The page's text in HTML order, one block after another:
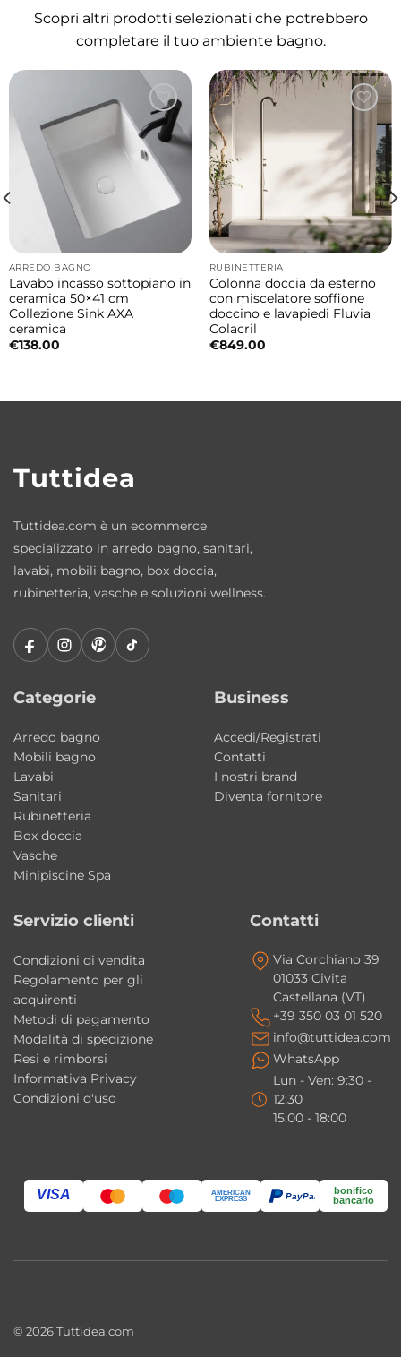
Materiali resistenti e qualità Colavene
da 18 mm, idrofugo a norme EN, progettato
per resistere all’umidità tipica degli ambienti
lavanderia. La struttura garantisce solidità,
durata nel tempo e affidabilità nell’uso
quotidiano.
Dotazione e dettagli funzionali
Il mobile è fornito con ripiano interno, cesto
portabiancheria integrato, cassetto e
maniglia in finitura Grigio Satinato, che
conferisce un aspetto moderno ed elegante.
Colore: bianco
Dimensioni prodotto
• Profondità: 38 cm
• Altezza: 172 cm
Caratteristiche principali
Domestica
• Collezione: Domestica Colavene
• Struttura: truciolare nobilitato 18 mm
• Configurazione: 2 ante + 1 cassetto + cesto
portabiancheria
• Maniglia: Grigio Satinato
• Colore: bianco
• Apertura: destra o sinistra
• Sviluppo: verticale salvaspazio
Perché scegliere questo mobile
Questo mobile colonna è ideale per chi
desidera una soluzione completa per la
lavanderia. La presenza di ante, cassetto e
cesto portabiancheria permette di gestire al
meglio ogni esigenza in un unico elemento
compatto.
È presente il cesto portabiancheria?
Scopri altri prodotti selezionati che potrebbero
completare il tuo ambiente bagno.
ARREDO BAGNO
Lavabo incasso sottopiano in
ceramica 50×41 cm
Collezione Sink AXA
ceramica
€138.00
RUBINETTERIA
Colonna doccia da esterno
con miscelatore soffione
doccino e lavapiedi Fluvia
Colacril
€849.00
Tuttidea
Tuttidea.com è un ecommerce
specializzato in arredo bagno, sanitari,
lavabi, mobili bagno, box doccia,
rubinetteria, vasche e soluzioni wellness.
Categorie
Arredo bagno
Mobili bagno
Lavabi
Sanitari
Rubinetteria
Box doccia
Vasche
Minipiscine Spa
Business
Accedi/Registrati
Contatti
I nostri brand
Diventa fornitore
Servizio clienti
Condizioni di vendita
Regolamento per gli
acquirenti
Metodi di pagamento
Modalità di spedizione
Resi e rimborsi
Informativa Privacy
Condizioni d'uso
Contatti
Via Corchiano 39
01033 Civita
Castellana (VT)
+39 350 03 01 520
info@tuttidea.com
WhatsApp
Lun - Ven: 9:30 -
12:30
15:00 - 18:00
VISA AMERICAN
EXPRESS PayPal
bonifico
bancario
© 2026 Tuttidea.com